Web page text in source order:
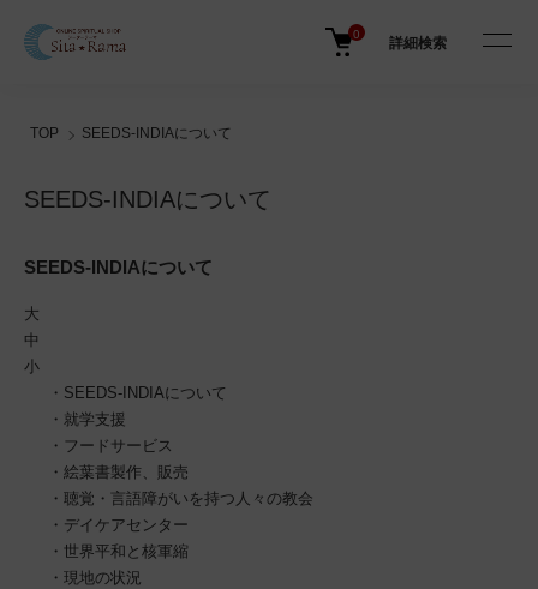
0 詳細検索
TOP SEEDS-INDIAについて
SEEDS-INDIAについて
SEEDS-INDIAについて
大
中
小
・ SEEDS-INDIAについて
・ 就学支援
・ フードサービス
・ 絵葉書製作、販売
・ 聴覚・言語障がいを持つ人々の教会
・ デイケアセンター
・ 世界平和と核軍縮
・ 現地の状況